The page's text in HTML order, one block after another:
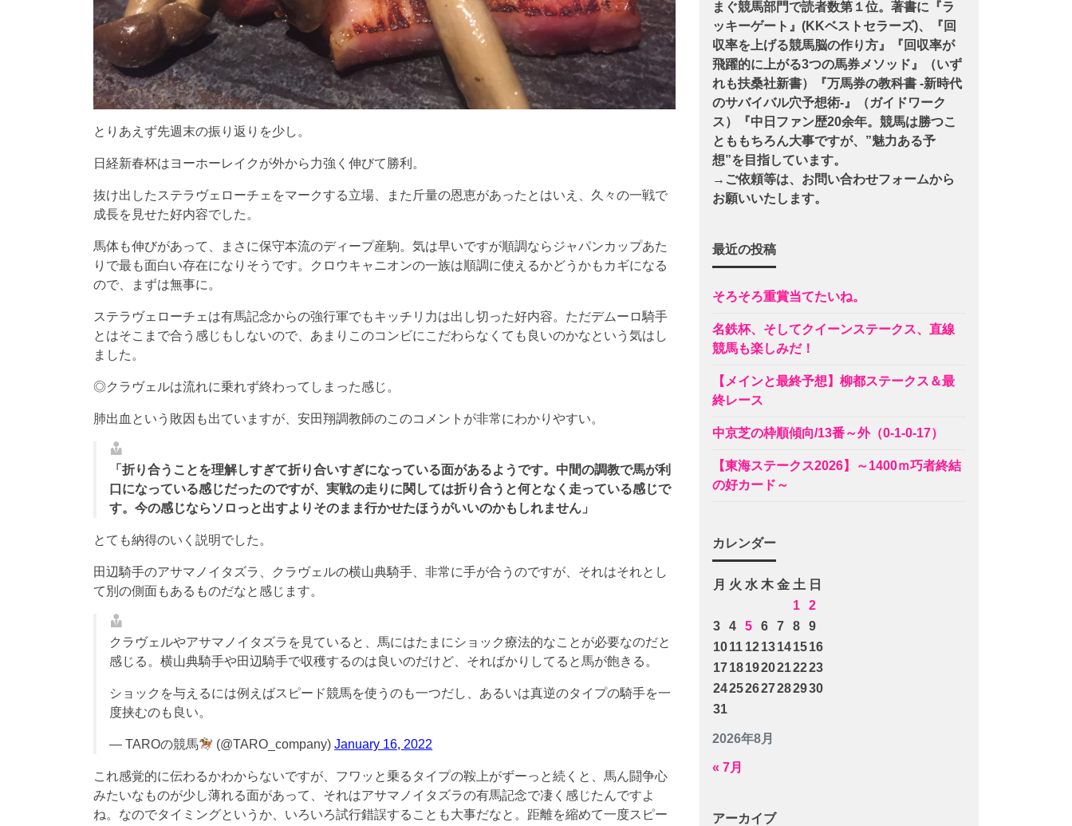
とりあえず先週末の振り返りを少し。
日経新春杯はヨーホーレイクが外から力強く伸びて勝利。
抜け出したステラヴェローチェをマークする立場、また斤量の恩恵があったとはいえ、久々の一戦で
成長を見せた好内容でした。
馬体も伸びがあって、まさに保守本流のディープ産駒。気は早いですが順調ならジャパンカップあた
りで最も面白い存在になりそうです。クロウキャニオンの一族は順調に使えるかどうかもカギになる
ので、まずは無事に。
ステラヴェローチェは有馬記念からの強行軍でもキッチリ力は出し切った好内容。ただデムーロ騎手
とはそこまで合う感じもしないので、あまりこのコンビにこだわらなくても良いのかなという気はし
ました。
◎クラヴェルは流れに乗れず終わってしまった感じ。
肺出血という敗因も出ていますが、安田翔調教師のこのコメントが非常にわかりやすい。
「折り合うことを理解しすぎて折り合いすぎになっている面があるようです。中間の調教で馬が利
口になっている感じだったのですが、実戦の走りに関しては折り合うと何となく走っている感じで
す。今の感じならソロっと出すよりそのまま行かせたほうがいいのかもしれません」
とても納得のいく説明でした。
田辺騎手のアサマノイタズラ、クラヴェルの横山典騎手、非常に手が合うのですが、それはそれとし
て別の側面もあるものだなと感じます。
クラヴェルやアサマノイタズラを見ていると、馬にはたまにショック療法的なことが必要なのだと
感じる。横山典騎手や田辺騎手で収穫するのは良いのだけど、そればかりしてると馬が飽きる。
ショックを与えるには例えばスピード競馬を使うのも一つだし、あるいは真逆のタイプの騎手を一
度挟むのも良い。
— TAROの競馬 (@TARO_company)January 16, 2022
これ感覚的に伝わるかわからないですが、フワッと乗るタイプの鞍上がずーっと続くと、馬ん闘争心
みたいなものが少し薄れる面があって、それはアサマノイタズラの有馬記念で凄く感じたんですよ
ね。なのでタイミングというか、いろいろ試行錯誤することも大事だなと。距離を縮めて一度スピー
まぐ競馬部門で読者数第１位。著書に『ラ
ッキーゲート』(KKベストセラーズ)、『回
収率を上げる競馬脳の作り方』『回収率が
飛躍的に上がる3つの馬券メソッド』（いず
れも扶桑社新書）『万馬券の教科書 -新時代
のサバイバル穴予想術-』（ガイドワーク
ス）『中日ファン歴20余年。競馬は勝つこ
とももちろん大事ですが、”魅力ある予
想”を目指しています。
→ご依頼等は、お問い合わせフォームから
お願いいたします。
最近の投稿
そろそろ重賞当てたいね。
名鉄杯、そしてクイーンステークス、直線
競馬も楽しみだ！
【メインと最終予想】柳都ステークス＆最
終レース
中京芝の枠順傾向/13番～外（0-1-0-17）
【東海ステークス2026】～1400ｍ巧者終結
の好カード～
カレンダー
2026年8月
月 火 水 木 金 土 日
1
2
3
4 5 6 7 8
9
1011 1213141516
17181920212223
24252627282930
31
« 7月
アーカイブ